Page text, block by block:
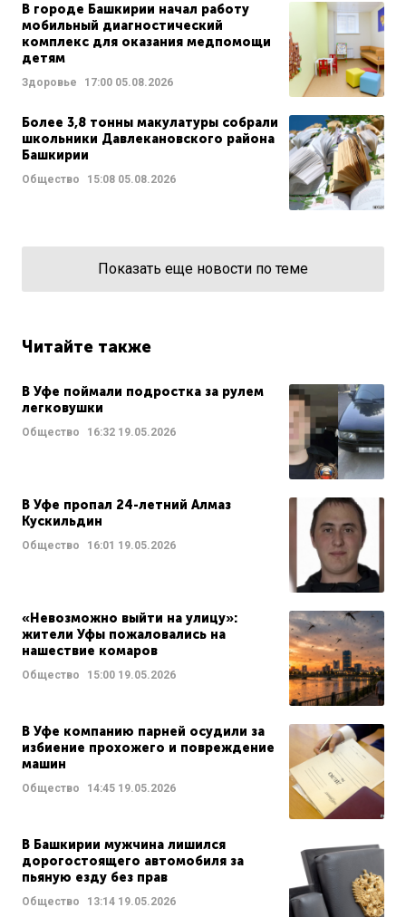
В городе Башкирии начал работу
мобильный диагностический
комплекс для оказания медпомощи
детям
Здоровье 17:00 05.08.2026
Более 3,8 тонны макулатуры собрали
школьники Давлекановского района
Башкирии
Общество 15:08 05.08.2026
Показать еще новости по теме
Читайте также
В Уфе поймали подростка за рулем
легковушки
Общество 16:32 19.05.2026
В Уфе пропал 24-летний Алмаз
Кускильдин
Общество 16:01 19.05.2026
«Невозможно выйти на улицу»:
жители Уфы пожаловались на
нашествие комаров
Общество 15:00 19.05.2026
В Уфе компанию парней осудили за
избиение прохожего и повреждение
машин
Общество 14:45 19.05.2026
В Башкирии мужчина лишился
дорогостоящего автомобиля за
пьяную езду без прав
Общество 13:14 19.05.2026